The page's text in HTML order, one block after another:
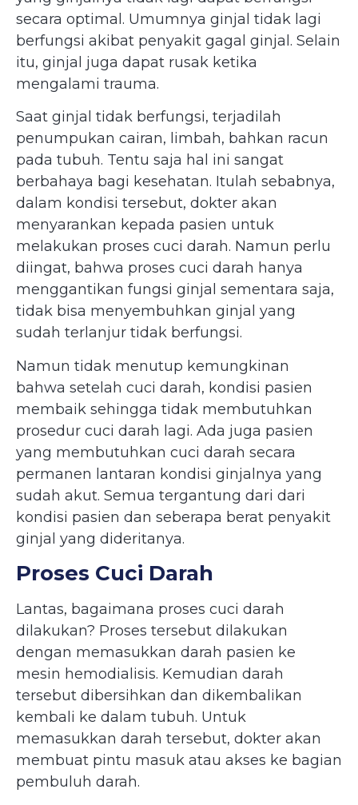
secara optimal. Umumnya ginjal tidak lagi
berfungsi akibat penyakit gagal ginjal. Selain
itu, ginjal juga dapat rusak ketika
mengalami trauma.
Saat ginjal tidak berfungsi, terjadilah
penumpukan cairan, limbah, bahkan racun
pada tubuh. Tentu saja hal ini sangat
berbahaya bagi kesehatan. Itulah sebabnya,
dalam kondisi tersebut, dokter akan
menyarankan kepada pasien untuk
melakukan proses cuci darah. Namun perlu
diingat, bahwa proses cuci darah hanya
menggantikan fungsi ginjal sementara saja,
tidak bisa menyembuhkan ginjal yang
sudah terlanjur tidak berfungsi.
Namun tidak menutup kemungkinan
bahwa setelah cuci darah, kondisi pasien
membaik sehingga tidak membutuhkan
prosedur cuci darah lagi. Ada juga pasien
yang membutuhkan cuci darah secara
permanen lantaran kondisi ginjalnya yang
sudah akut. Semua tergantung dari dari
kondisi pasien dan seberapa berat penyakit
ginjal yang dideritanya.
Proses Cuci Darah
Lantas, bagaimana proses cuci darah
dilakukan? Proses tersebut dilakukan
dengan memasukkan darah pasien ke
mesin hemodialisis. Kemudian darah
tersebut dibersihkan dan dikembalikan
kembali ke dalam tubuh. Untuk
memasukkan darah tersebut, dokter akan
membuat pintu masuk atau akses ke bagian
pembuluh darah.